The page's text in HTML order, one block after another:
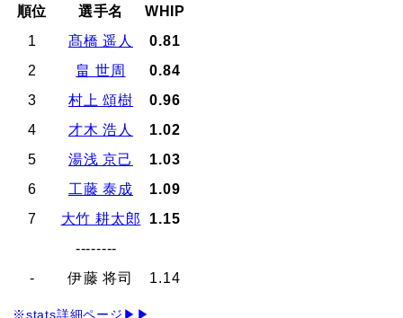
順位
選手名
WHIP
1
髙橋 遥人
0.81
2
畠 世周
0.84
3
村上 頌樹
0.96
4
才木 浩人
1.02
5
湯浅 京己
1.03
6
工藤 泰成
1.09
7
大竹 耕太郎
1.15
--------
-
伊藤 将司 1.14
※stats詳細ページ▶▶